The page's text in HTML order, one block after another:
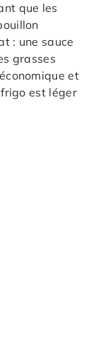
que les
: une sauce
grasses
et
est léger